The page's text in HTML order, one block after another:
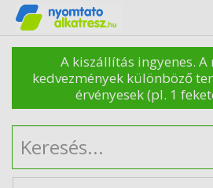
A kiszállítás ingyenes. A
kedvezmények különböző
érvényesek (pl. 1